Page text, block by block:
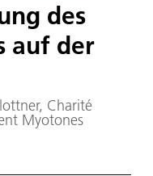
des
auf der
Charité
Myotones